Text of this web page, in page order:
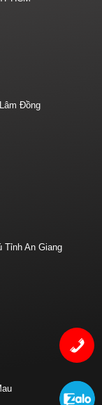
Đồng
An Giang